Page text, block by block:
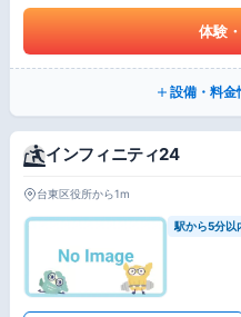
体験
設備・料金
インフィニティ24
台東区役所から1m
駅から5分以